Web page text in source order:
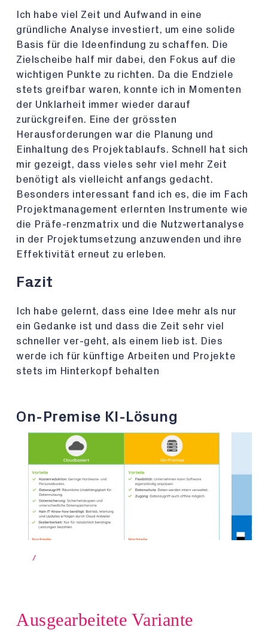
Ich habe viel Zeit und Aufwand in eine
gründliche Analyse investiert, um eine solide
Basis für die Ideenfindung zu schaffen. Die
Zielscheibe half mir dabei, den Fokus auf die
wichtigen Punkte zu richten. Da die Endziele
stets greifbar waren, konnte ich in Momenten
der Unklarheit immer wieder darauf
zurückgreifen. Eine der grössten
Herausforderungen war die Planung und
Einhaltung des Projektablaufs. Schnell hat sich
mir gezeigt, dass vieles sehr viel mehr Zeit
benötigt als vielleicht anfangs gedacht.
Besonders interessant fand ich es, die im Fach
Projektmanagement erlernten Instrumente wie
die Präfe-renzmatrix und die Nutzwertanalyse
in der Projektumsetzung anzuwenden und ihre
Effektivität erneut zu erleben.
Fazit
Ich habe gelernt, dass eine Idee mehr als nur
ein Gedanke ist und dass die Zeit sehr viel
schneller ver-geht, als einem lieb ist. Dies
werde ich für künftige Arbeiten und Projekte
stets im Hinterkopf behalten
On-Premise KI-Lösung
/
Ausgearbeitete Variante